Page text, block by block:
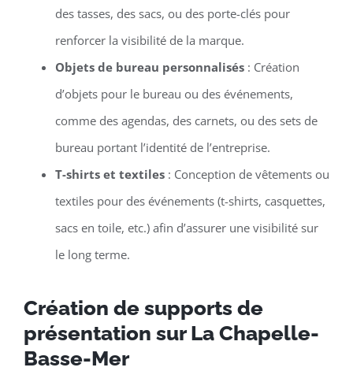
des tasses, des sacs, ou des porte-clés pour
renforcer la visibilité de la marque.
Objets de bureau personnalisés: Création
d’objets pour le bureau ou des événements,
comme des agendas, des carnets, ou des sets de
bureau portant l’identité de l’entreprise.
T-shirts et textiles: Conception de vêtements ou
textiles pour des événements (t-shirts, casquettes,
sacs en toile, etc.) afin d’assurer une visibilité sur
le long terme.
Création de supports de
présentation sur La Chapelle-
Basse-Mer